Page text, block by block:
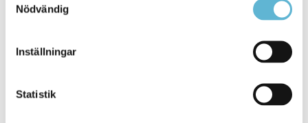
Nödvändig
Inställningar
Statistik